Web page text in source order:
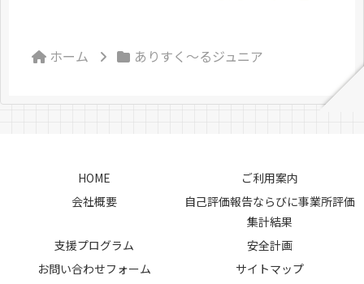
ホーム ありすく～るジュニア
HOME
ご利用案内
会社概要
自己評価報告ならびに事業所評価
集計結果
支援プログラム
安全計画
お問い合わせフォーム
サイトマップ